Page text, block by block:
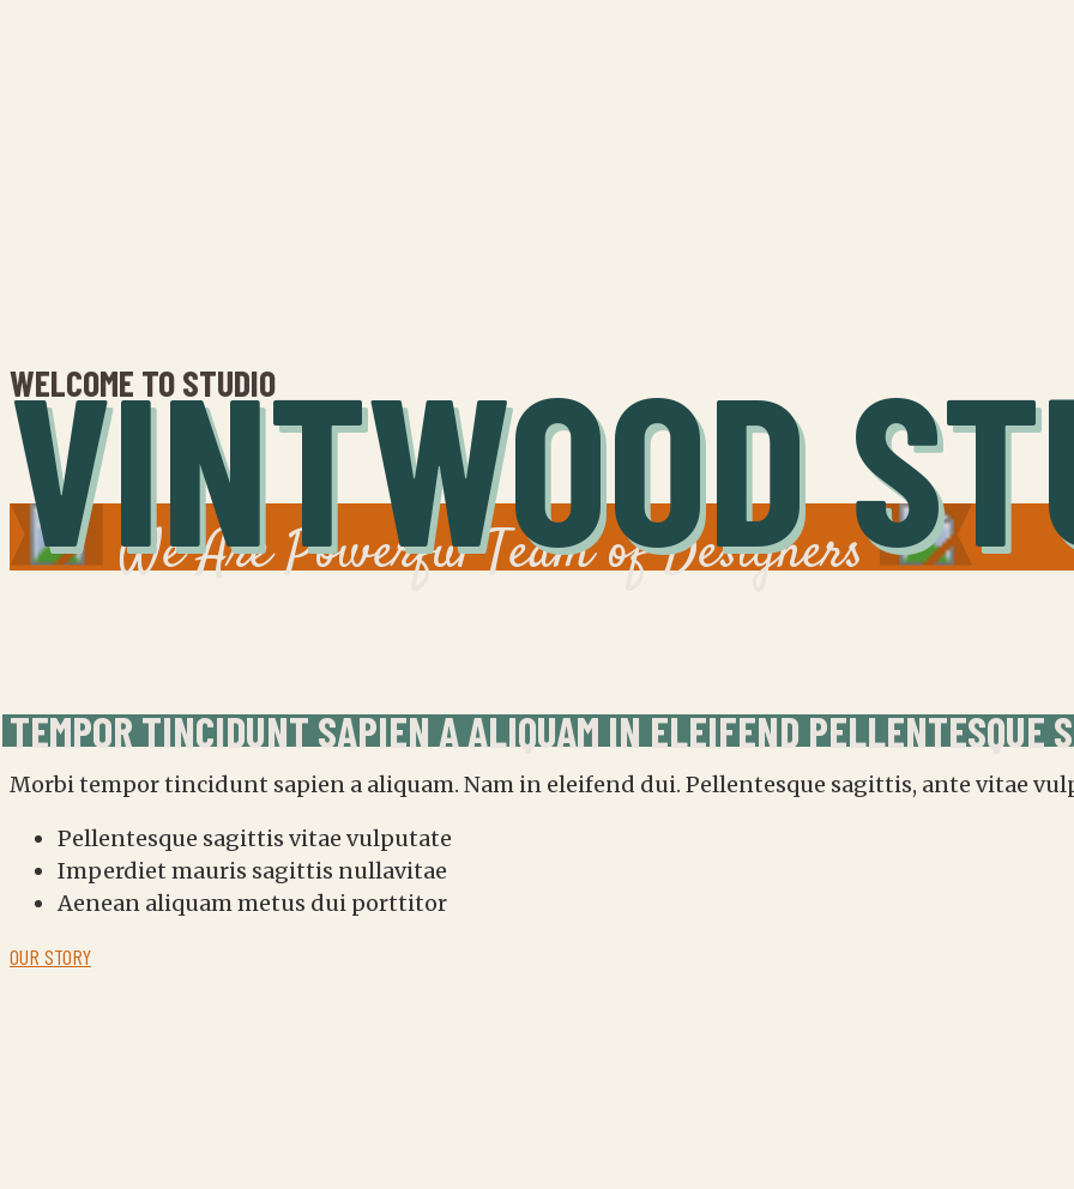
WELCOME TO STUDIO
VINTWOOD
We Are Powerful Team of Designers
TEMPOR TINCIDUNT SAPIEN A ALIQUAM IN ELEIFEND PELLENTESQUE
Morbi tempor tincidunt sapien a aliquam. Nam in eleifend dui. Pellentesque sagittis, ante vitae
Pellentesque sagittis vitae vulputate
Imperdiet mauris sagittis nullavitae
Aenean aliquam metus dui porttitor
OUR STORY